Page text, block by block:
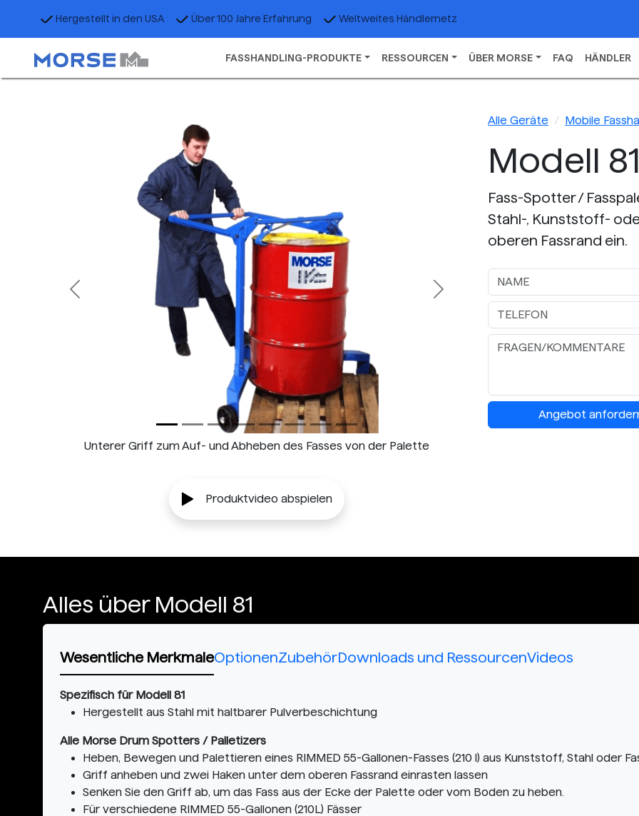
Hergestellt in den USA Über 100 Jahre Erfahrung Weltweites Händlernetz
FASSHANDLING-PRODUKTE RESSOURCEN ÜBER MORSE FAQ HÄNDLER
Unterer Griff zum Auf- und Abheben des Fasses von der Palette
Previous Next
Produktvideo abspielen
Alle Geräte Mobile
Modell
Fass-Spotter /
Stahl-, Kunststoff-
oberen Fassrand ein.
Angebot
Alles über Modell 81
Wesentliche MerkmaleOptionenZubehörDownloads und RessourcenVideos
Spezifisch für Modell 81
Hergestellt aus Stahl mit haltbarer Pulverbeschichtung
Alle Morse Drum Spotters / Palletizers
Heben, Bewegen und Palettieren eines RIMMED 55-Gallonen-Fasses (210 l) aus Kunststoff, Stahl oder
Griff anheben und zwei Haken unter dem oberen Fassrand einrasten lassen
Senken Sie den Griff ab, um das Fass aus der Ecke der Palette oder vom Boden zu heben.
Für verschiedene RIMMED 55-Gallonen (210L) Fässer